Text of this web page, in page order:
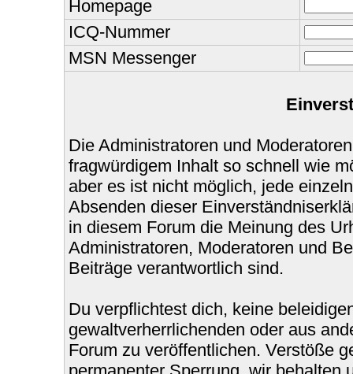
Homepage
ICQ-Nummer
MSN Messenger
Die Administratoren und
fragwürdigem Inhalt so schnell wie
aber es ist nicht möglich, jede
Absenden dieser
in diesem Forum die Meinung des
Administratoren, Moderatoren und
Beiträge verantwortlich sind.
Du verpflichtest dich, keine
gewaltverherrlichenden oder aus
Forum zu veröffentlichen. Verstöße